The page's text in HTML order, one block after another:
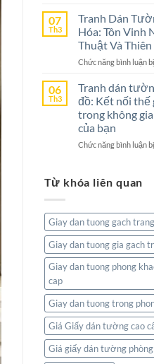
07
Th3
Tranh Dán
Hóa: Tôn Vinh
Thuật Và
Chức năng bình luận
06
Th3
Tranh dán
đồ: Kết nối thế
trong không
của bạn
Chức năng bình luận
Từ khóa liên quan
Giay dan tuong gach trang
Giay dan tuong gia gach
Giay dan tuong phong
cap
Giay dan tuong trong
Giá Giấy dán tường cao
Giá giấy dán tường